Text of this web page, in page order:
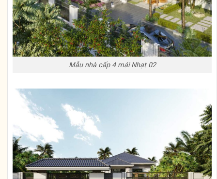
Mẫu nhà cấp 4 mái Nhạt 02